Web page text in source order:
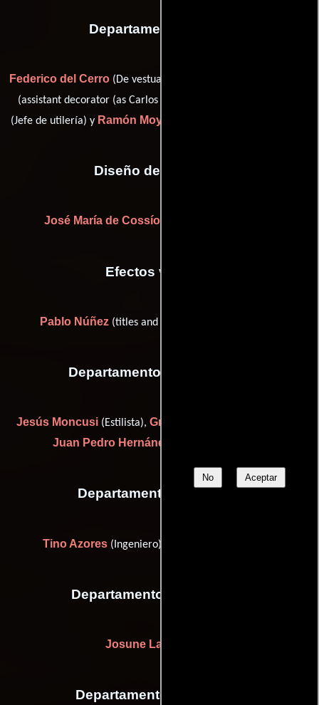
No Aceptar
Departamento de arte
Federico del Cerro (De vestuario),
(assistant decorator (as Carlos G. Cambero)),
(Jefe de utilería) y Ramón Moya
Diseño de vestuario
José María de Cossío((as José Mª. de Cossío))
Efectos visuales
Pablo Núñez(titles and opticals (as Pablo Nuñez))
Departamento de maquillaje
Jesús Moncusi (Estilista), Gregorio Ros
Juan Pedro Hernández
Departamento de musica
Tino Azores(Ingeniero) y
Departamento de vestuario
Josune Lasa
Departamento de editorial